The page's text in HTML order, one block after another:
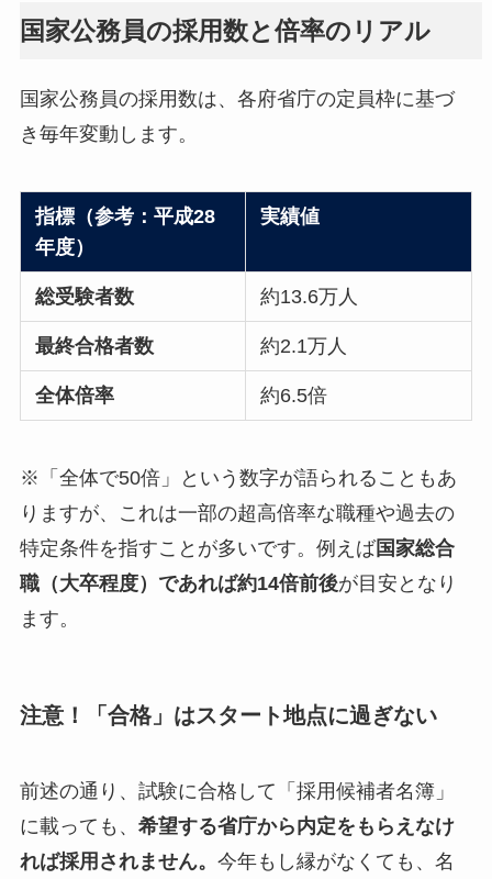
国家公務員の採用数と倍率のリアル
国家公務員の採用数は、各府省庁の定員枠に基づ
き毎年変動します。
指標（参考：平成28
年度）
実績値
総受験者数 約13.6万人
最終合格者数 約2.1万人
全体倍率 約6.5倍
※「全体で50倍」という数字が語られることもあ
りますが、これは一部の超高倍率な職種や過去の
特定条件を指すことが多いです。例えば国家総合
職（大卒程度）であれば約14倍前後が目安となり
ます。
注意！「合格」はスタート地点に過ぎない
前述の通り、試験に合格して「採用候補者名簿」
に載っても、 希望する省庁から内定をもらえなけ
れば採用されません。 今年もし縁がなくても、名